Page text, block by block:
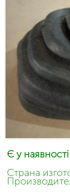
Є у наявності
Страна